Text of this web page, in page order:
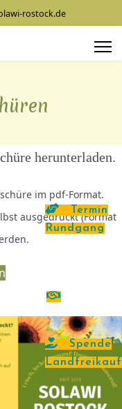
rostock.de
Termin
Rundgang
Spende
Landfreikauf
herunterladen.
im pdf-Format.
ausgedruckt (Format